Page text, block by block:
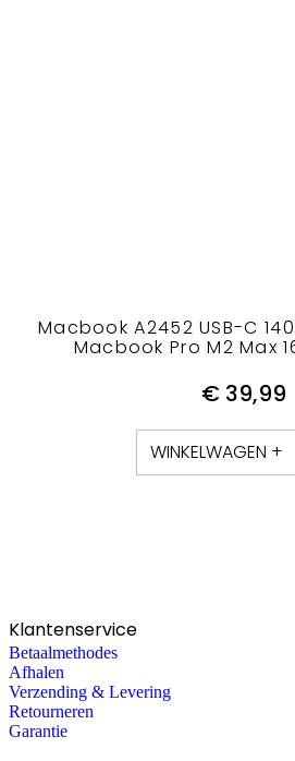
Macbook A2452 USB-C
Macbook Pro M2 Max
€ 39,99
WINKELWAGEN +
Klantenservice
Betaalmethodes
Afhalen
Verzending & Levering
Retourneren
Garantie